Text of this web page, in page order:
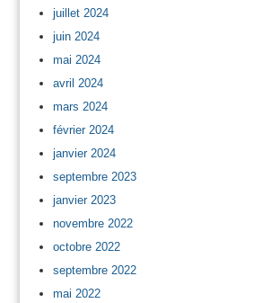
juillet 2024
juin 2024
mai 2024
avril 2024
mars 2024
février 2024
janvier 2024
septembre 2023
janvier 2023
novembre 2022
octobre 2022
septembre 2022
mai 2022